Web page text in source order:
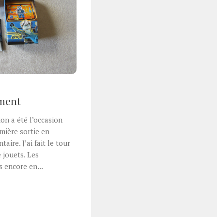
a été l’occasion
sortie en
J’ai fait le tour
jouets. Les
encore en...